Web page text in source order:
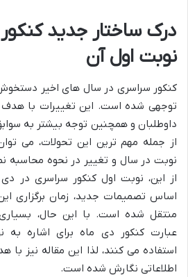
درک ساختار جدید
نوبت اول آن
کنکور سراسری در سال های اخیر
توجهی شده است. این تغییرات با
داوطلبان و همچنین توجه بیشتر به
از جمله مهم ترین این تحولات، می
نوبت در سال و تغییر در نحوه محاسبه
از این، نوبت اول کنکور سراسری در دی
اساس تصمیمات جدید، زمان برگزاری
منتقل شده است. با این حال، بسیاری
عبارت کنکور دی ماه برای اشاره به
استفاده می کنند، لذا این مقاله نیز با
اطلاعاتی نگارش شده است.